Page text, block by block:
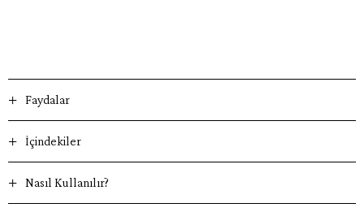
Faydalar
İçindekiler
Nasıl Kullanılır?